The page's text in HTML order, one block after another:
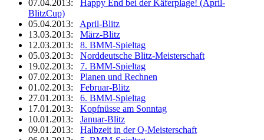
07.04.2013: Happy End bei der Käferplage! (April-
BlitzCup)
05.04.2013: April-Blitz
13.03.2013: März-Blitz
12.03.2013: 8. BMM-Spieltag
05.03.2013: Norddeutsche Blitz-Meisterschaft
19.02.2013: 7. BMM-Spieltag
07.02.2013: Planen und Rechnen
01.02.2013: Februar-Blitz
27.01.2013: 6. BMM-Spieltag
17.01.2013: Kopfnüsse am Sonntag
10.01.2013: Januar-Blitz
09.01.2013: Halbzeit in der Q-Meisterschaft